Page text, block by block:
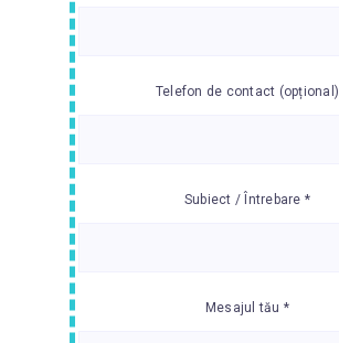
Telefon de contact (opțional)
Subiect / Întrebare *
Mesajul tău *